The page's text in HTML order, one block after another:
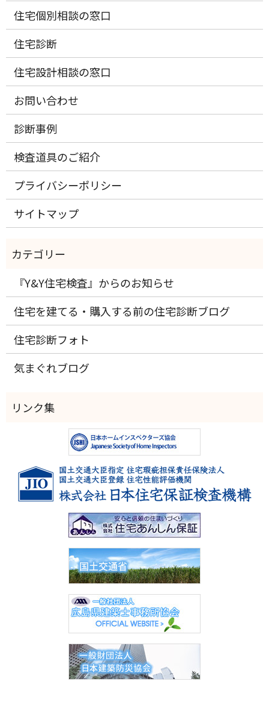
住宅個別相談の窓口
住宅診断
住宅設計相談の窓口
お問い合わせ
診断事例
検査道具のご紹介
プライバシーポリシー
サイトマップ
『Y&Y住宅検査』からのお知らせ
住宅を建てる・購入する前の住宅診断ブログ
住宅診断フォト
気まぐれブログ